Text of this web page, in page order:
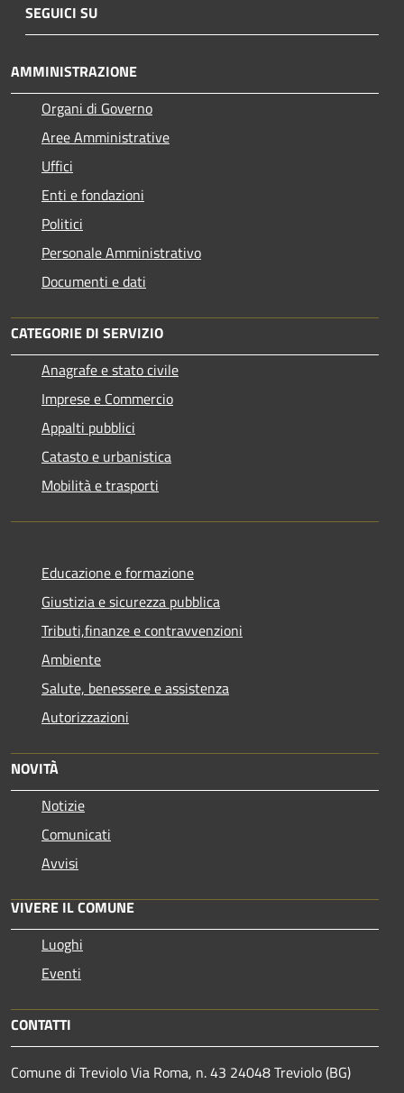
SEGUICI SU
AMMINISTRAZIONE
Organi di Governo
Aree Amministrative
Uffici
Enti e fondazioni
Politici
Personale Amministrativo
Documenti e dati
CATEGORIE DI SERVIZIO
Anagrafe e stato civile
Imprese e Commercio
Appalti pubblici
Catasto e urbanistica
Mobilità e trasporti
Educazione e formazione
Giustizia e sicurezza pubblica
Tributi,finanze e contravvenzioni
Ambiente
Salute, benessere e assistenza
Autorizzazioni
NOVITÀ
Notizie
Comunicati
Avvisi
VIVERE IL COMUNE
Luoghi
Eventi
CONTATTI
Comune di Treviolo Via Roma, n. 43 24048 Treviolo (BG)